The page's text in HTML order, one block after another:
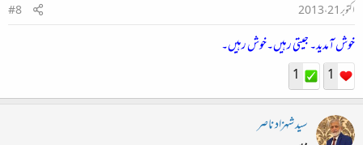
اکتوبر 21، 2013
#8
خوش آمدید۔ جیتی رہیں۔خوش رہیں۔
1
1
سید شہزاد ناصر